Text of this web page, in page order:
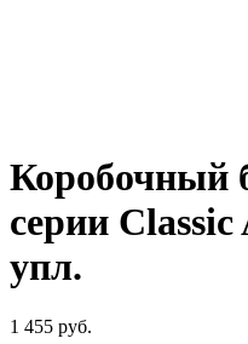
Коробочный
серии
упл.
1 455 руб.